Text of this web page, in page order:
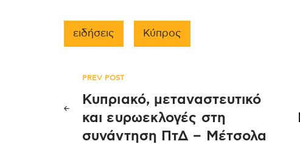
ειδήσεις Κύπρος
Πλοήγηση
άρθρων
PREV POST
Κυπριακό, μεταναστευτικό
και ευρωεκλογές στη
συνάντηση ΠτΔ – Μέτσολα